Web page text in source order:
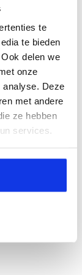
te
te bieden
delen we
onze
analyse. Deze
met andere
ze hebben
services.